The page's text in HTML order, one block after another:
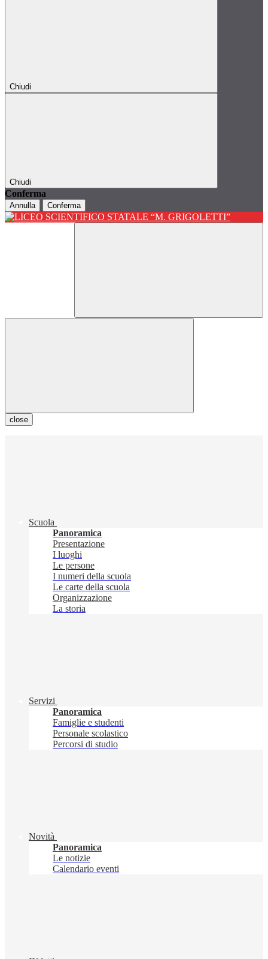
Chiudi
Chiudi
Conferma
Annulla Conferma
close
Scuola
Panoramica
Presentazione
I luoghi
Le persone
I numeri della scuola
Le carte della scuola
Organizzazione
La storia
Servizi
Panoramica
Famiglie e studenti
Personale scolastico
Percorsi di studio
Novità
Panoramica
Le notizie
Calendario eventi